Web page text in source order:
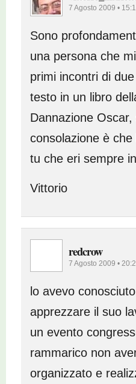
7 Agosto 2009 •
Sono
una persona che
primi incontri di
testo in un libro
Dannazione
consolazione è
tu che eri sempre
Vittorio
redcrow
7 Agosto 2009 •
lo avevo
apprezzare il suo
un evento
rammarico non
organizzato e